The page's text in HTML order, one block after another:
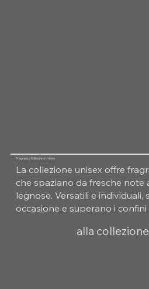
Fragranza Collezione Unisex
La collezione unisex offre
che spaziano da fresche note
legnose. Versatili e
occasione e superano i
alla